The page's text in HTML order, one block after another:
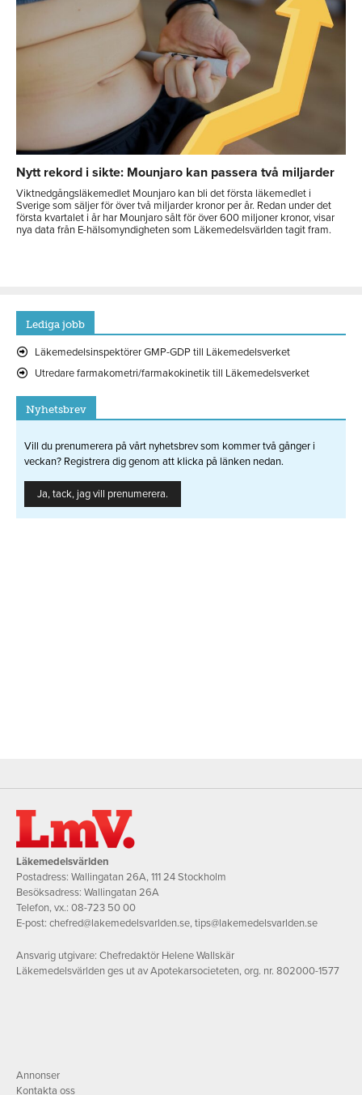
Nytt rekord i sikte: Mounjaro kan passera två miljarder
Viktnedgångsläkemedlet Mounjaro kan bli det första läkemedlet i
Sverige som säljer för över två miljarder kronor per år. Redan under det
första kvartalet i år har Mounjaro sålt för över 600 miljoner kronor, visar
nya data från E-hälsomyndigheten som Läkemedelsvärlden tagit fram.
Lediga jobb
Läkemedelsinspektörer GMP-GDP till Läkemedelsverket
Utredare farmakometri/farmakokinetik till Läkemedelsverket
Nyhetsbrev
Vill du prenumerera på vårt nyhetsbrev som kommer två gånger i
veckan? Registrera dig genom att klicka på länken nedan.
Ja, tack, jag vill prenumerera.
Läkemedelsvärlden
Postadress: Wallingatan 26A, 111 24 Stockholm
Besöksadress: Wallingatan 26A
Telefon, vx.: 08-723 50 00
E-post: chefred@lakemedelsvarlden.se,tips@lakemedelsvarlden.se
Ansvarig utgivare: Chefredaktör Helene Wallskär
Läkemedelsvärlden ges ut av Apotekarsocieteten, org. nr. 802000-1577
Annonser
Kontakta oss